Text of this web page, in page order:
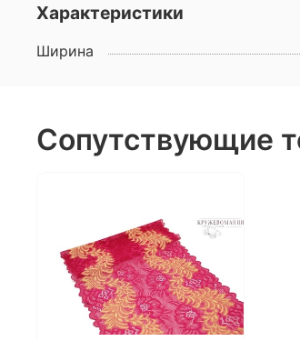
Характеристики
Ширина
Сопутствующие